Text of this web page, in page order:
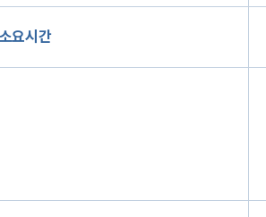
요시간